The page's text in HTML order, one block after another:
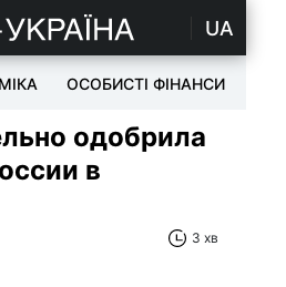
UA
ОСОБИСТІ ФІНАНСИ
одобрила
в
3 хв